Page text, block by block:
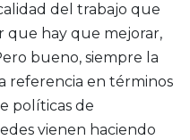
del trabajo que
que hay que mejorar,
bueno, siempre la
referencia en términos
políticas de
vienen haciendo